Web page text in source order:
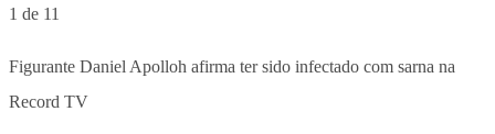
1 de 11
Figurante Daniel Apolloh afirma ter sido infectado com sarna na
Record TV